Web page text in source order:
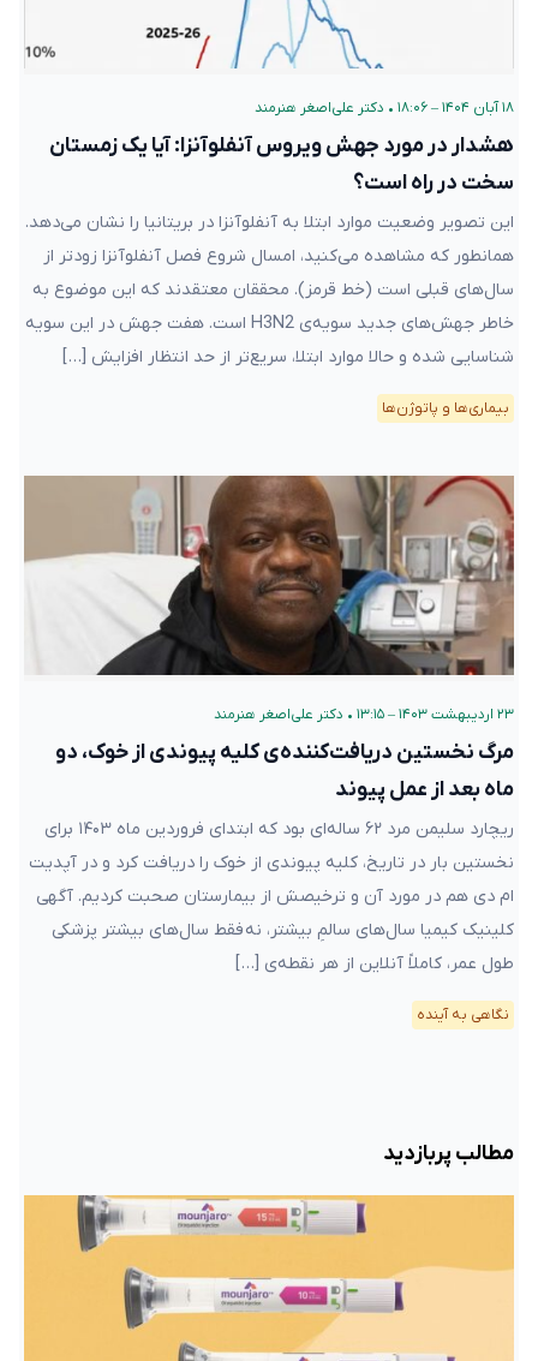
۱۸ آبان ۱۴۰۴ – ۱۸:۰۶ • دکتر علی‌اصغر هنرمند
هشدار در مورد جهش ویروس آنفلو‌آنزا: آیا یک زمستان
سخت در راه است؟
این تصویر وضعیت موارد ابتلا به آنفلوآنزا در بریتانیا را نشان می‌دهد.
همانطور که مشاهده می‌کنید، امسال شروع فصل آنفلوآنزا زودتر از
سال‌های قبلی است (خط قرمز). محققان معتقدند که این موضوع به
خاطر جهش‌های جدید سویه‌ی H3N2 است. هفت جهش در این سویه
شناسایی شده و حالا موارد ابتلا، سریع‌تر از حد انتظار افزایش […]
بیماری‌ها و پاتوژن‌ها
۲۳ اردیبهشت ۱۴۰۳ – ۱۳:۱۵ • دکتر علی‌اصغر هنرمند
مرگ نخستین دریافت‌کننده‌ی کلیه پیوندی از خوک، دو
ماه بعد از عمل پیوند
ریچارد سلیمن مرد ۶۲ ساله‌ای بود که ابتدای فروردین ماه ۱۴۰۳ برای
نخستین بار در تاریخ، کلیه پیوندی از خوک را دریافت کرد و در آپدیت
ام دی هم در مورد آن و ترخیصش از بیمارستان صحبت کردیم. آگهی
کلینیک کیمیا سال‌های سالمِ بیشتر، نه فقط سال‌های بیشتر پزشکی
طول عمر، کاملاً آنلاین از هر نقطه‌ی […]
نگاهی به آینده
مطالب پربازدید